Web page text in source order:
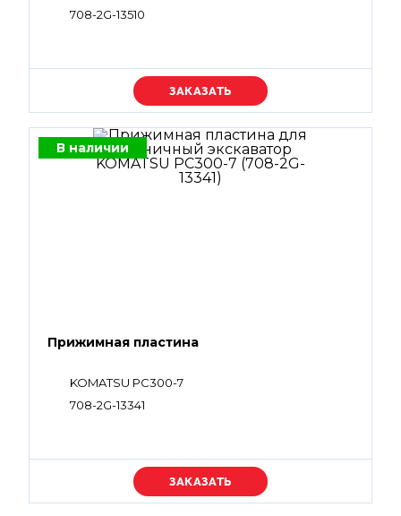
708-2G-13510
Уточняйте цену
В наличии
Прижимная пластина
KOMATSU PC300-7
708-2G-13341
Уточняйте цену